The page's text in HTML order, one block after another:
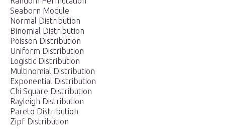
Seaborn Module
Normal Distribution
Binomial Distribution
Poisson Distribution
Uniform Distribution
Logistic Distribution
Multinomial Distribution
Exponential Distribution
Chi Square Distribution
Rayleigh Distribution
Pareto Distribution
Zipf Distribution